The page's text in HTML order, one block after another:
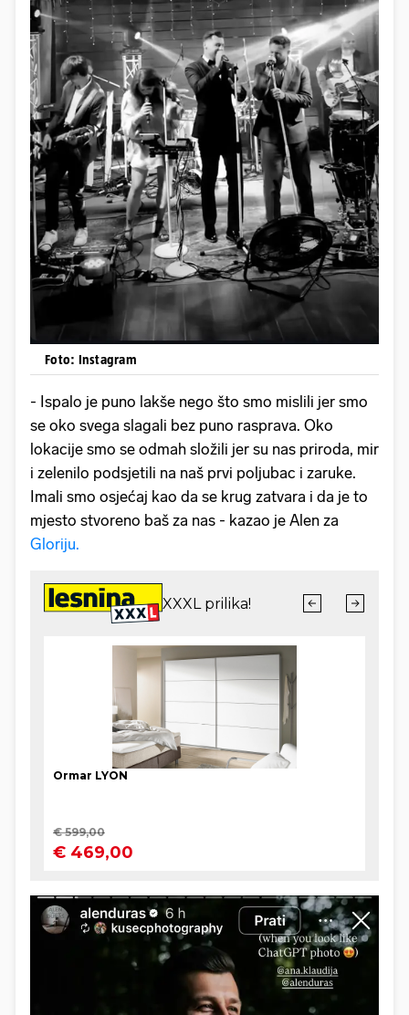
Foto: Instagram
- Ispalo je puno lakše nego što smo mislili jer smo
se oko svega slagali bez puno rasprava. Oko
lokacije smo se odmah složili jer su nas priroda, mir
i zelenilo podsjetili na naš prvi poljubac i zaruke.
Imali smo osjećaj kao da se krug zatvara i da je to
mjesto stvoreno baš za nas - kazao je Alen za
Gloriju.